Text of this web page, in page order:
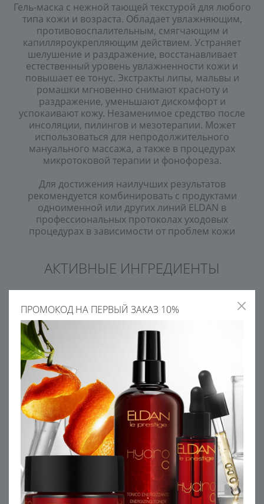
Гель-маска с нежной тающей текстурой для любого
типа кожи и возраста. Обладает увлажняющим,
противовоспалительным, смягчающим и
капилляроукрепляющим действием. Устраняет
шелушение и раздражение, восстанавливает
естественный уровень увлажненности кожи и
повышает ее тонус. Экстракты липы, мальвы и
ромашки мгновенно снимают красноту и
раздражение, уменьшают дискомфорт и
успокаивают кожу. Незаменимое средство после
инсоляции, пилингов и мезотерапии. Может
использоваться для непродолжительного
мануального массажа, а также в процедурах
микротоковой терапии и фонофореза.
Для достижения наилучших результатов
рекомендуется комбинировать с продуктами
одноименной или других линий ELDAN в
профессиональных протоколах уходовых
процедурах в зависимости от проблем кожи
АКТИВНЫЕ ИНГРЕДИЕНТЫ
ЭКСТРАКТ ЧЕРНИКИ
Укрепляет стенки сосудов,
повышает выработку
глутатиона - антиоксидант
ВОДА ЦВЕТКОВ ЛИПЫ
Смягчает, тонизирует и
успокаивает кожу. Улучшает
цвет лица, улучшает
барьерные функции кожи
ПРОМОКОД НА ПЕРВЫЙ ЗАКАЗ 10%